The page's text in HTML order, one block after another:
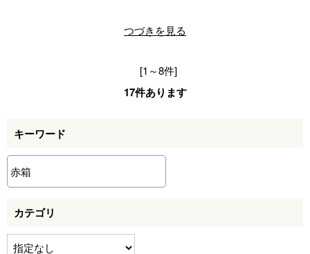
つづきを見る
[1～8件]
17件あります
キーワード
カテゴリ